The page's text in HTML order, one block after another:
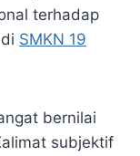
terhadap
SMKN 19
bernilai
subjektif